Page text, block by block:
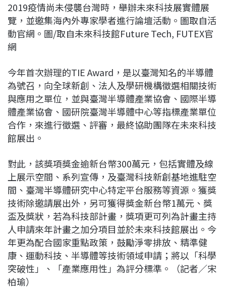
2019疫情尚未侵襲台灣時，舉辦未來科技展實體展
覽，並邀集海內外專家學者進行論壇活動。圖取自活
動官網。圖/取自未來科技館Future Tech, FUTEX官
網
今年首次辦理的TIE Award，是以臺灣知名的半導體
為號召，向全球新創、法人及學研機構徵選相關技術
與應用之單位，並與臺灣半導體產業協會、國際半導
體產業協會、國研院臺灣半導體中心等指標產業單位
合作，來進行徵選、評審，最終協助團隊在未來科技
館展出。
對此，該獎項獎金逾新台幣300萬元，包括實體及線
上展示空間、系列宣傳，及臺灣科技新創基地進駐空
間、臺灣半導體研究中心特定平台服務等資源。獲獎
技術除邀請展出外，另可獲得獎金新台幣1萬元、獎
盃及獎狀，若為科技部計畫，獎項更可列為計畫主持
人申請來年計畫之加分項目並於未來科技館展出。今
年更為配合國家重點政策，鼓勵淨零排放、精準健
康、運動科技、半導體等技術領域申請；將以「科學
突破性」、「產業應用性」為評分標準。（記者／宋
柏瑜）